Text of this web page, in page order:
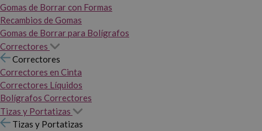
Gomas de Borrar con Formas
Recambios de Gomas
Gomas de Borrar para Bolígrafos
Correctores
Correctores
Correctores en Cinta
Correctores Líquidos
Bolígrafos Correctores
Tizas y Portatizas
Tizas y Portatizas